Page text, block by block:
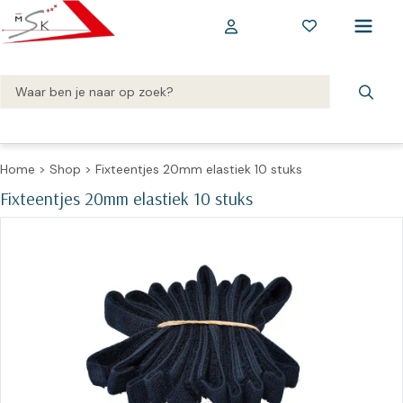
Home > Shop > Fixteentjes 20mm elastiek 10 stuks
Fixteentjes 20mm elastiek 10 stuks